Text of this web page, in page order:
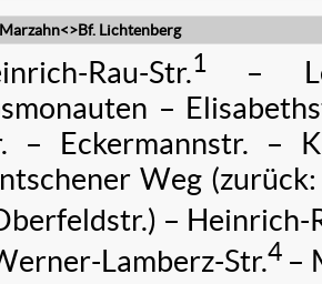
Lichtenberg
Rau-Str.1 –
–
– Eckermannstr. –
Weg
– Heinrich-
Lamberz-Str.4–